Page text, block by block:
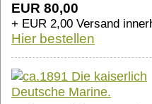
EUR 80,00
+ EUR 2,00 Versand
Hier bestellen